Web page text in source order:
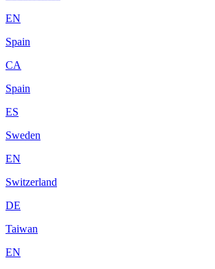
EN
Spain
CA
Spain
ES
Sweden
EN
Switzerland
DE
Taiwan
EN